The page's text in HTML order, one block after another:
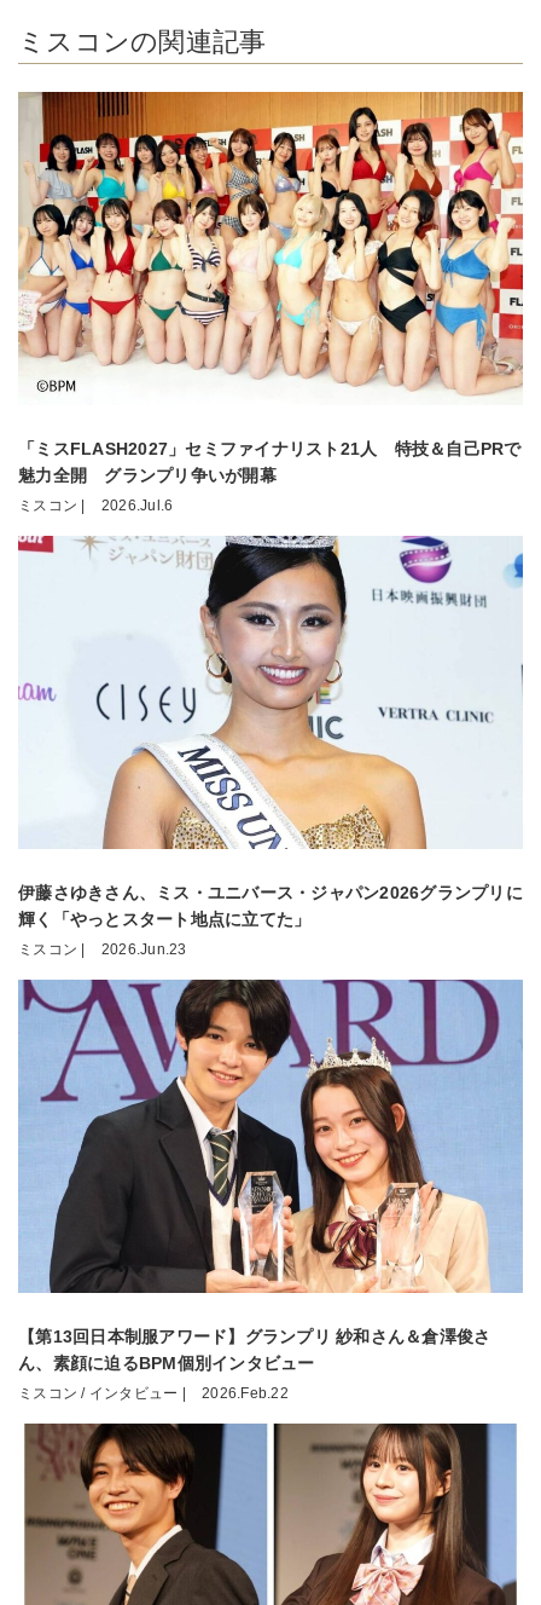
ミスコンの関連記事
「ミスFLASH2027」セミファイナリスト21人 特技＆自己PRで
魅力全開 グランプリ争いが開幕
ミスコン | 2026.Jul.6
伊藤さゆきさん、ミス・ユニバース・ジャパン2026グランプリに
輝く「やっとスタート地点に立てた」
ミスコン | 2026.Jun.23
【第13回日本制服アワード】グランプリ 紗和さん＆倉澤俊さ
ん、素顔に迫るBPM個別インタビュー
ミスコン / インタビュー | 2026.Feb.22